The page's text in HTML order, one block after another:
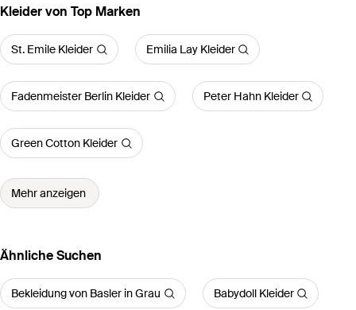
Kleider von Top Marken
St. Emile Kleider Emilia Lay Kleider
Fadenmeister Berlin Kleider Peter Hahn Kleider
Green Cotton Kleider
Mehr anzeigen
Ähnliche Suchen
Bekleidung von Basler in Grau Babydoll Kleider